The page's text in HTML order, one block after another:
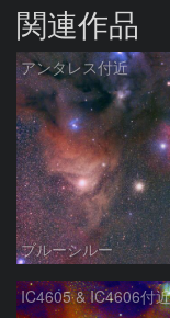
関連作品
アンタレス付近
ブルーシルー